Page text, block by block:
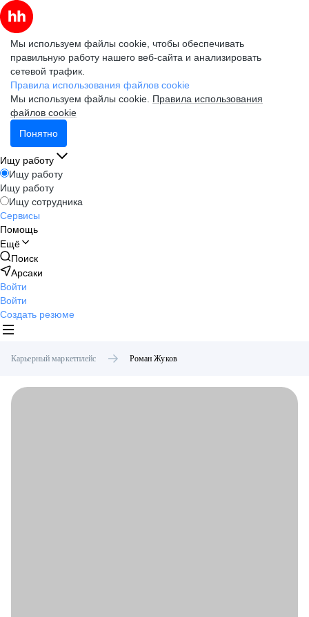
Мы используем файлы cookie, чтобы обеспечивать
правильную работу нашего веб-сайта и анализировать
сетевой трафик.
Правила использования файлов cookie
Мы используем файлы cookie. Правила использования
файлов cookie
Понятно
Ищу работу
Ищу работу
Ищу работу
Ищу сотрудника
Сервисы
Помощь
Ещё
Поиск
Арсаки
Войти
Войти
Создать резюме
Карьерный маркетплейс Роман Жуков